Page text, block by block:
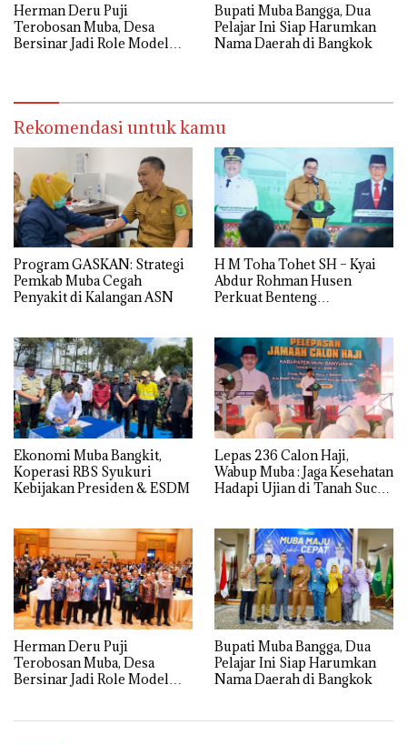
Herman Deru Puji
Terobosan Muba, Desa
Bersinar Jadi Role Model
Bupati Muba Bangga, Dua
Pelajar Ini Siap Harumkan
Nama Daerah di Bangkok
Rekomendasi untuk kamu
Program GASKAN: Strategi
Pemkab Muba Cegah
Penyakit di Kalangan ASN
H M Toha Tohet SH – Kyai
Abdur Rohman Husen
Perkuat Benteng
Ekonomi Muba Bangkit,
Koperasi RBS Syukuri
Kebijakan Presiden & ESDM
Lepas 236 Calon Haji,
Wabup Muba : Jaga Kesehatan
Hadapi Ujian di Tanah Suci
Herman Deru Puji
Terobosan Muba, Desa
Bersinar Jadi Role Model
Bupati Muba Bangga, Dua
Pelajar Ini Siap Harumkan
Nama Daerah di Bangkok